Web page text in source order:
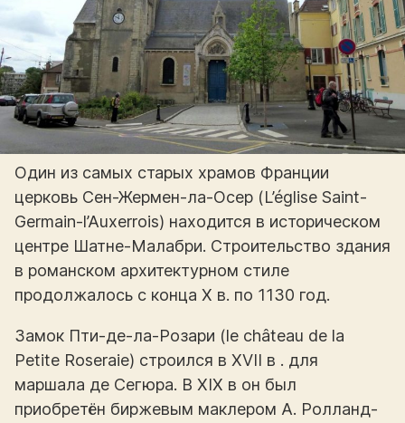
Один из самых старых храмов Франции
церковь Сен-Жермен-ла-Осер (L’église Saint-
Germain-l’Auxerrois) находится в историческом
центре Шатне-Малабри. Строительство здания
в романском архитектурном стиле
продолжалось с конца X в. по 1130 год.
Замок Пти-де-ла-Розари (le château de la
Petite Roseraie) строился в XVII в . для
маршала де Сегюра. В XIX в он был
приобретён биржевым маклером А. Ролланд-